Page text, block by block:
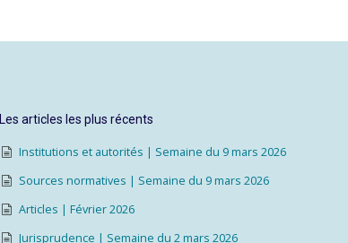
Les articles les plus récents
Institutions et autorités | Semaine du 9 mars 2026
Sources normatives | Semaine du 9 mars 2026
Articles | Février 2026
Jurisprudence | Semaine du 2 mars 2026